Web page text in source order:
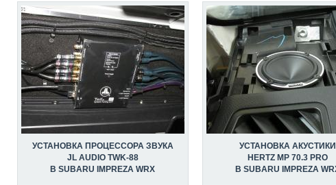
УСТАНОВКА ПРОЦЕССОРА ЗВУКА
JL AUDIO TWK-88
В SUBARU IMPREZA WRX
УСТАНОВКА АКУСТИКИ
HERTZ MP 70.3 PRO
В SUBARU IMPREZA